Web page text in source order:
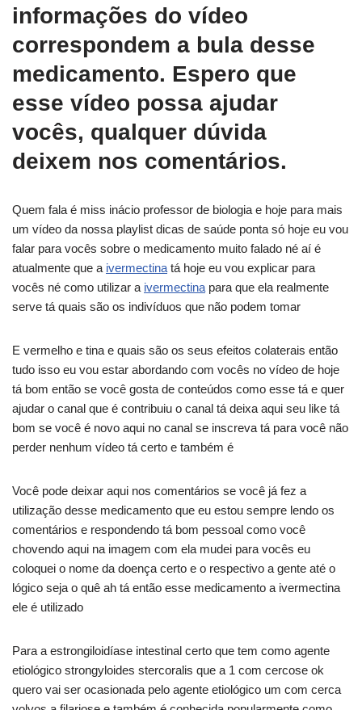
informações do vídeo
correspondem a bula desse
medicamento. Espero que
esse vídeo possa ajudar
vocês, qualquer dúvida
deixem nos comentários.
Quem fala é miss inácio professor de biologia e hoje para mais
um vídeo da nossa playlist dicas de saúde ponta só hoje eu vou
falar para vocês sobre o medicamento muito falado né aí é
atualmente que a ivermectina tá hoje eu vou explicar para
vocês né como utilizar a ivermectina para que ela realmente
serve tá quais são os indivíduos que não podem tomar
E vermelho e tina e quais são os seus efeitos colaterais então
tudo isso eu vou estar abordando com vocês no vídeo de hoje
tá bom então se você gosta de conteúdos como esse tá e quer
ajudar o canal que é contribuiu o canal tá deixa aqui seu like tá
bom se você é novo aqui no canal se inscreva tá para você não
perder nenhum vídeo tá certo e também é
Você pode deixar aqui nos comentários se você já fez a
utilização desse medicamento que eu estou sempre lendo os
comentários e respondendo tá bom pessoal como você
chovendo aqui na imagem com ela mudei para vocês eu
coloquei o nome da doença certo e o respectivo a gente até o
lógico seja o quê ah tá então esse medicamento a ivermectina
ele é utilizado
Para a estrongiloidíase intestinal certo que tem como agente
etiológico strongyloides stercoralis que a 1 com cercose ok
quero vai ser ocasionada pelo agente etiológico um com cerca